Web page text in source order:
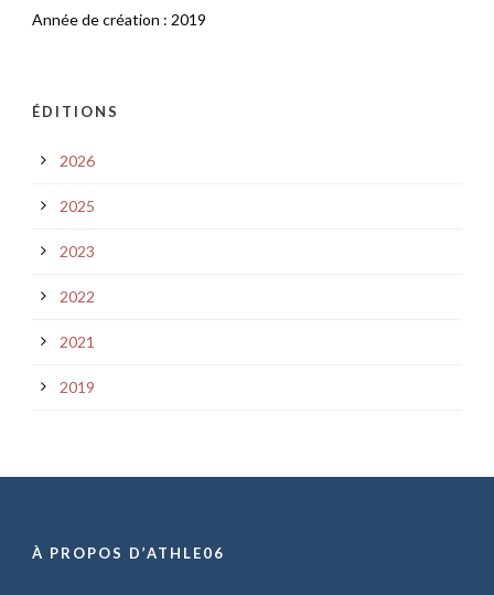
Année de création : 2019
ÉDITIONS
2026
2025
2023
2022
2021
2019
À PROPOS D’ATHLE06